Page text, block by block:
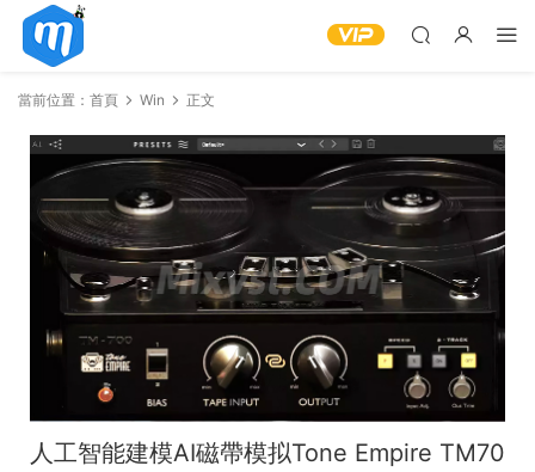
當前位置： 首頁 Win 正文
人工智能建模AI磁帶模拟Tone Empire TM70